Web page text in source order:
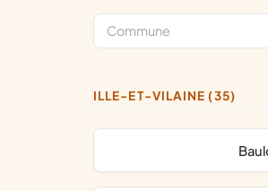
ILLE-ET-VILAINE (35)